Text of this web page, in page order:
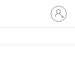
Logga
in
på
konto